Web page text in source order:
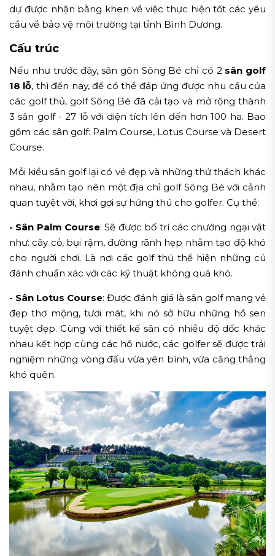
dự được nhận bằng khen về việc thực hiện tốt các yêu
cầu về bảo vệ môi trường tại tỉnh Bình Dương.
Cấu trúc
Nếu như trước đây, sân gôn Sông Bé chỉ có 2 sân golf
18 lỗ, thì đến nay, để có thể đáp ứng được nhu cầu của
các golf thủ, golf Sông Bé đã cải tạo và mở rộng thành
3 sân golf - 27 lỗ với diện tích lên đến hơn 100 ha. Bao
gồm các sân golf: Palm Course, Lotus Course và Desert
Course.
Mỗi kiểu sân golf lại có vẻ đẹp và những thử thách khác
nhau, nhằm tạo nên một địa chỉ golf Sông Bé với cảnh
quan tuyệt vời, khơi gợi sự hứng thú cho golfer. Cụ thể:
- Sân Palm Course: Sẽ được bố trí các chướng ngại vật
như: cây cỏ, bụi rậm, đường rãnh hẹp nhằm tạo độ khó
cho người chơi. Là nơi các golf thủ thể hiện những cú
đánh chuẩn xác với các kỹ thuật không quá khó.
- Sân Lotus Course: Được đánh giá là sân golf mang vẻ
đẹp thơ mộng, tươi mát, khi nó sở hữu những hồ sen
tuyệt đẹp. Cùng với thiết kế sân có nhiều độ dốc khác
nhau kết hợp cùng các hồ nước, các golfer sẽ được trải
nghiệm những vòng đấu vừa yên bình, vừa căng thẳng
khó quên.